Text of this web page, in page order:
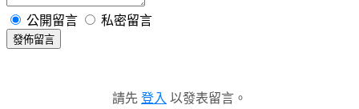
公開留言 私密留言
發佈留言
請先 登入 以發表留言。